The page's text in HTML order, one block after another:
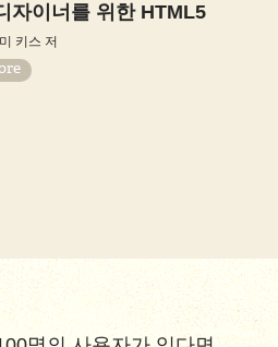
자이너를 위한 HTML5
키스 저